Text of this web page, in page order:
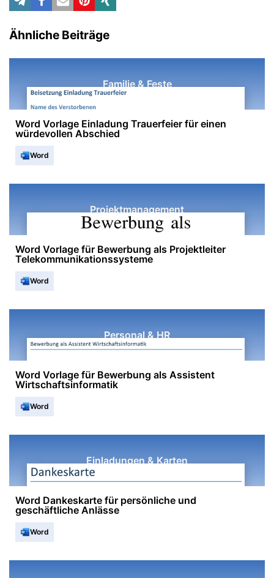
Ähnliche Beiträge
Familie & Feste
Word Vorlage Einladung Trauerfeier für einen
würdevollen Abschied
Word
Projektmanagement
Word Vorlage für Bewerbung als Projektleiter
Telekommunikationssysteme
Word
Personal & HR
Word Vorlage für Bewerbung als Assistent
Wirtschaftsinformatik
Word
Einladungen & Karten
Word Dankeskarte für persönliche und
geschäftliche Anlässe
Word